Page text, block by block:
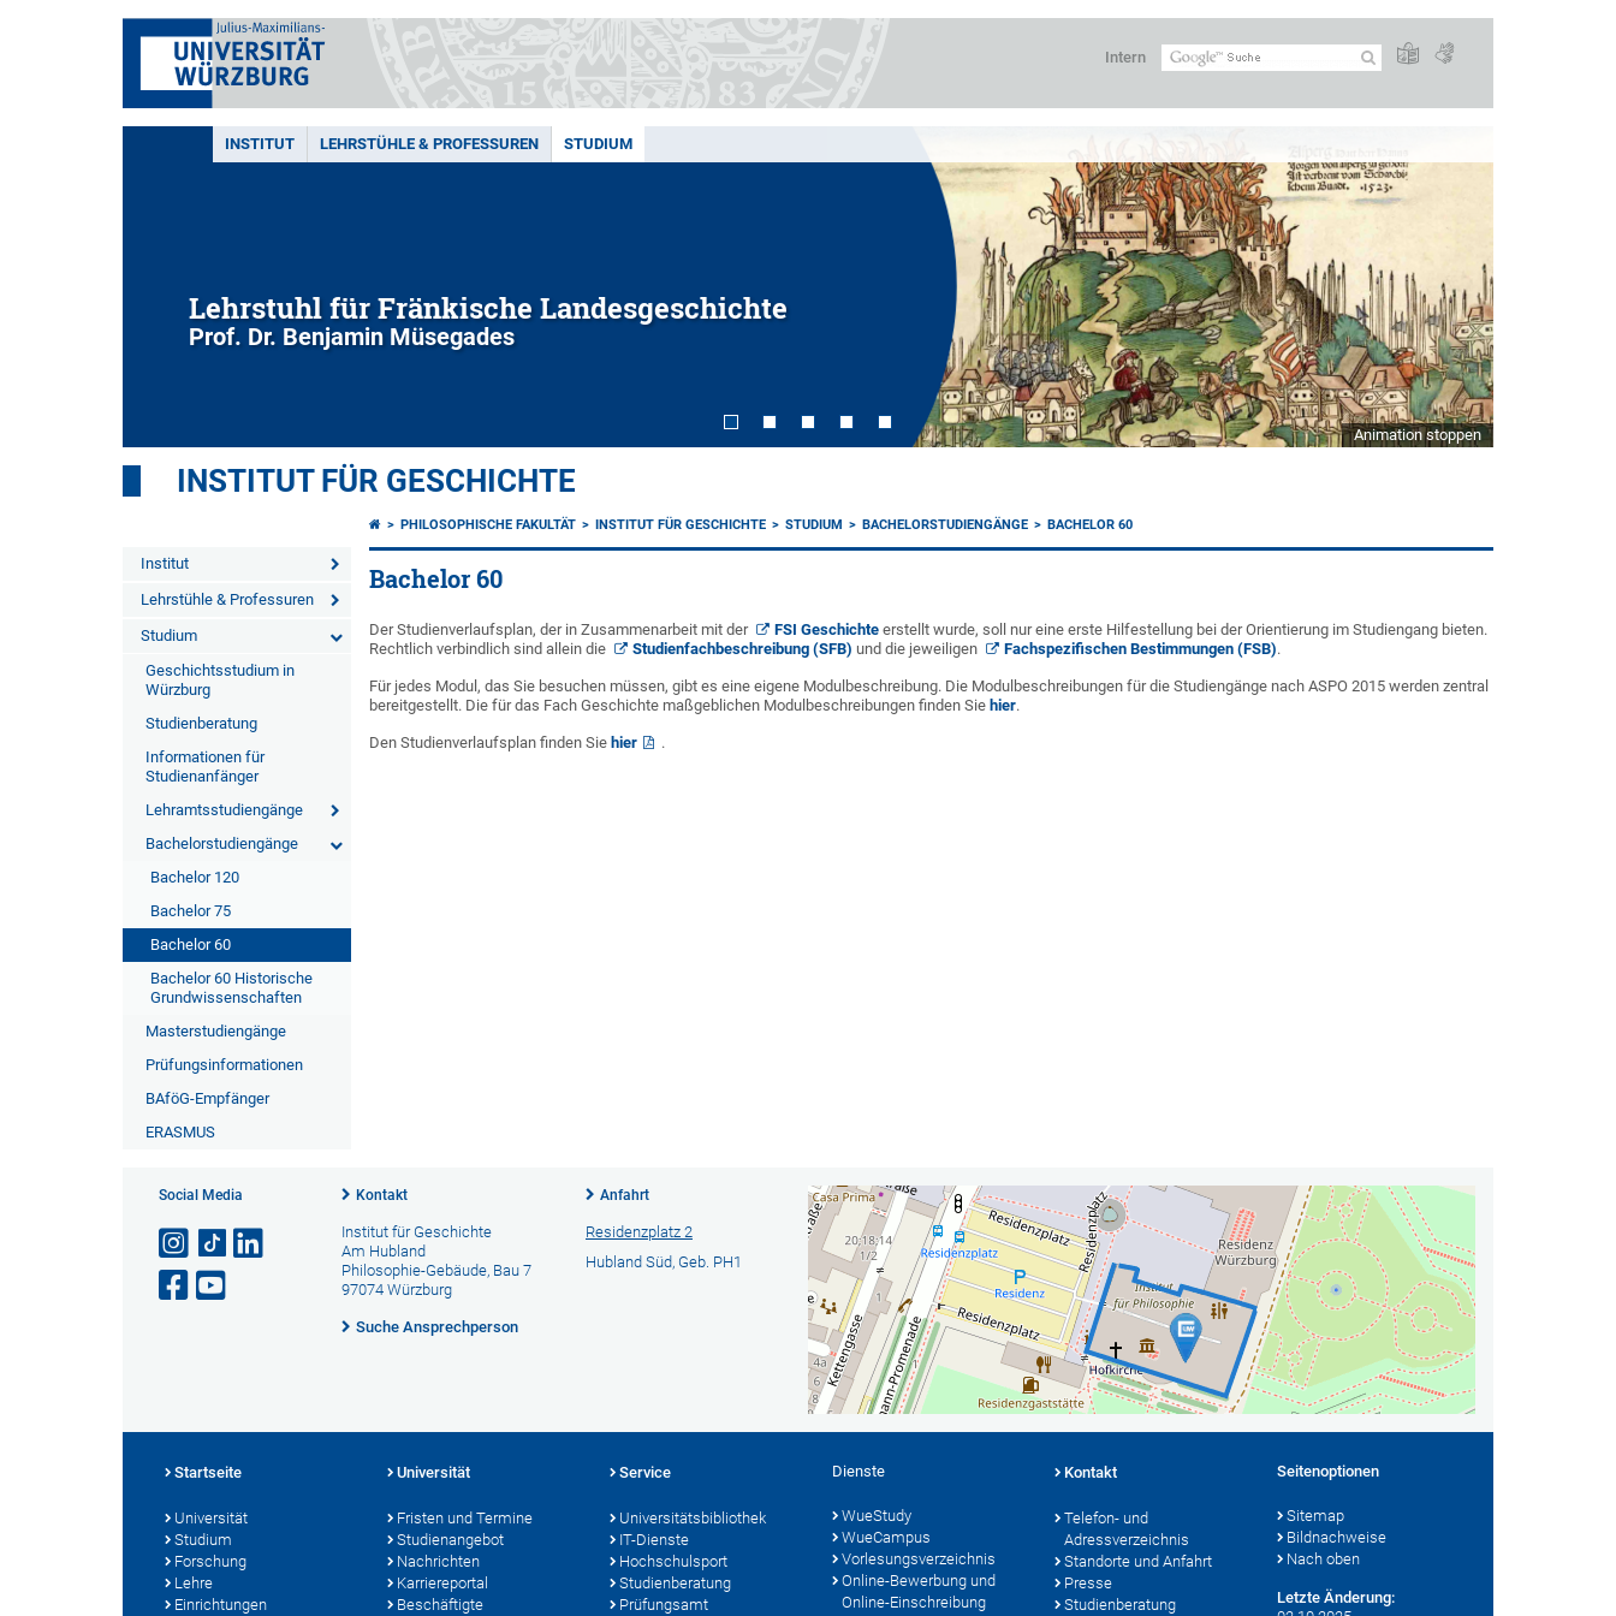
Intern
INSTITUT LEHRSTÜHLE & PROFESSUREN STUDIUM
Lehrstuhl für Fränkische Landesgeschichte
Prof. Dr. Benjamin Müsegades
Animation stoppen
INSTITUT FÜR GESCHICHTE
Institut
Lehrstühle & Professuren
Studium
Geschichtsstudium in
Würzburg
Studienberatung
Informationen für
Studienanfänger
Lehramtsstudiengänge
Bachelorstudiengänge
Bachelor 120
Bachelor 75
Bachelor 60
Bachelor 60 Historische
Grundwissenschaften
Masterstudiengänge
Prüfungsinformationen
BAföG-Empfänger
ERASMUS
PHILOSOPHISCHE FAKULTÄT INSTITUT FÜR GESCHICHTE STUDIUM BACHELORSTUDIENGÄNGE BACHELOR 60
Bachelor 60
Der Studienverlaufsplan, der in Zusammenarbeit mit der FSI Geschichteerstellt wurde, soll nur eine erste Hilfestellung bei der Orientierung im Studiengang bieten.
Rechtlich verbindlich sind allein die
Studienfachbeschreibung (SFB) und die jeweiligen Fachspezifischen Bestimmungen (FSB).
Für jedes Modul, das Sie besuchen müssen, gibt es eine eigene Modulbeschreibung. Die Modulbeschreibungen für die Studiengänge nach ASPO 2015 werden zentral
bereitgestellt. Die für das Fach Geschichte maßgeblichen Modulbeschreibungen finden Sie hier.
Den Studienverlaufsplan finden Sie hier .
Social Media Kontakt
Institut für Geschichte
Am Hubland
Philosophie-Gebäude, Bau 7
97074 Würzburg
Suche Ansprechperson
Anfahrt
Residenzplatz 2
Hubland Süd, Geb. PH1
Startseite
Universität
Studium
Forschung
Lehre
Einrichtungen
Universität
Fristen und Termine
Studienangebot
Nachrichten
Karriereportal
Beschäftigte
Service
Universitätsbibliothek
IT-Dienste
Hochschulsport
Studienberatung
Prüfungsamt
Dienste
WueStudy
WueCampus
Vorlesungsverzeichnis
Online-Bewerbung und
Online-Einschreibung
Kontakt
Telefon- und
Adressverzeichnis
Standorte und Anfahrt
Presse
Studienberatung
Seitenoptionen
Sitemap
Bildnachweise
Nach oben
Letzte Änderung: